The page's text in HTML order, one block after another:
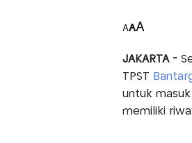
AAA
JAKARTA -
TPST
untuk
memiliki